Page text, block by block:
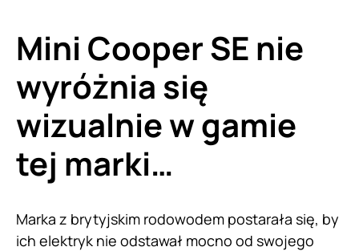
Mini Cooper SE nie
wyróżnia się
wizualnie w gamie
tej marki…
Marka z brytyjskim rodowodem postarała się, by
ich elektryk nie odstawał mocno od swojego